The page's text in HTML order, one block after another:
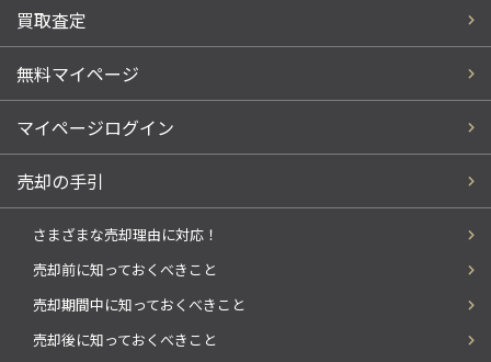
買取査定
無料マイページ
マイページログイン
売却の手引
さまざまな売却理由に対応！
売却前に知っておくべきこと
売却期間中に知っておくべきこと
売却後に知っておくべきこと